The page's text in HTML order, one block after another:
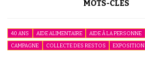
MOTS-CLÉS
40 ANS AIDE ALIMENTAIRE AIDE À LA PERSONNE
CAMPAGNE
COLLECTE DES RESTOS EXPOSITION